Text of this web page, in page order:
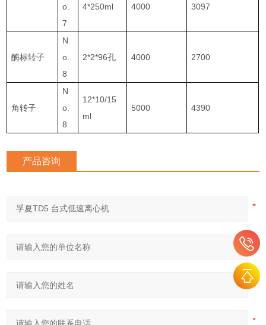
o.
7
4*250ml 4000 3097
酶标转子
N
o.
8
2*2*96孔 4000 2700
角转子
N
o.
8
12*10/15
ml
5000 4390
产品咨询